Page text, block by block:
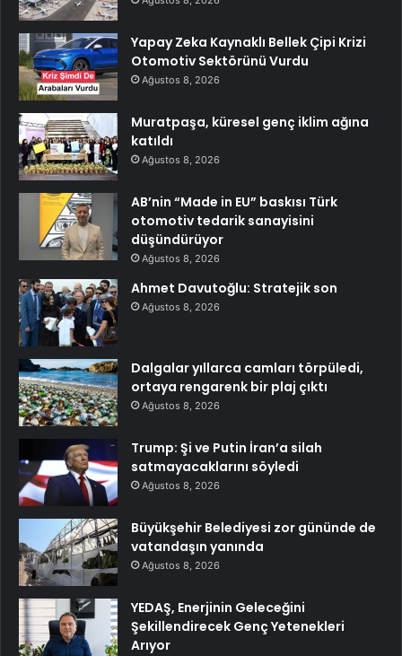
Yapay Zeka Kaynaklı Bellek Çipi Krizi
Otomotiv Sektörünü Vurdu
Ağustos 8, 2026
Muratpaşa, küresel genç iklim ağına
katıldı
Ağustos 8, 2026
AB’nin “Made in EU” baskısı Türk
otomotiv tedarik sanayisini
düşündürüyor
Ağustos 8, 2026
Ahmet Davutoğlu: Stratejik son
Ağustos 8, 2026
Dalgalar yıllarca camları törpüledi,
ortaya rengarenk bir plaj çıktı
Ağustos 8, 2026
Trump: Şi ve Putin İran’a silah
satmayacaklarını söyledi
Ağustos 8, 2026
Büyükşehir Belediyesi zor gününde de
vatandaşın yanında
Ağustos 8, 2026
YEDAŞ, Enerjinin Geleceğini
Şekillendirecek Genç Yetenekleri
Arıyor